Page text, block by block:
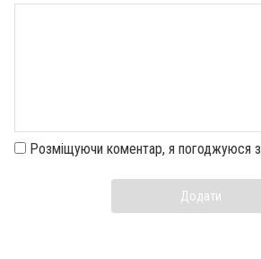
Розміщуючи коментар, я погоджуюся з
Додати